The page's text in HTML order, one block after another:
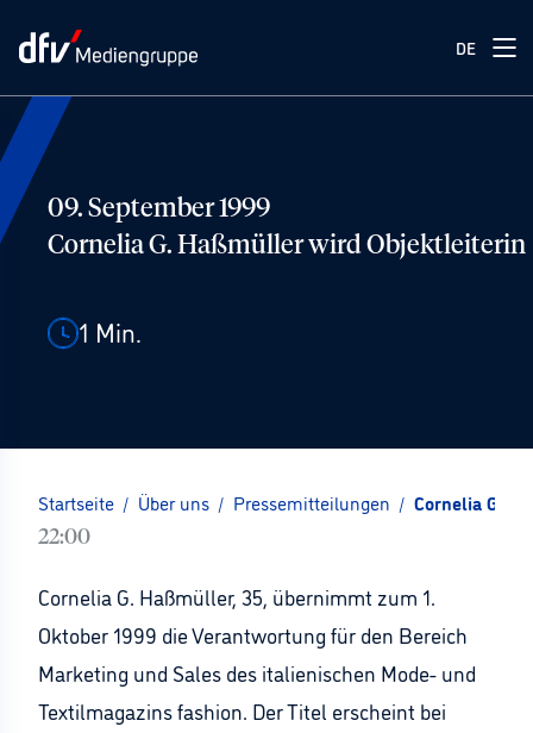
DE
09. September 1999
Cornelia G. Haßmüller wird Objektleiterin
1 Min.
Startseite / Über uns / Pressemitteilungen / Cornelia G.
22:00
Cornelia G. Haßmüller, 35, übernimmt zum 1.
Oktober 1999 die Verantwortung für den Bereich
Marketing und Sales des italienischen Mode- und
Textilmagazins fashion. Der Titel erscheint bei